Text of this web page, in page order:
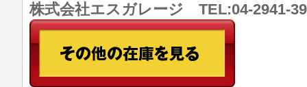
株式会社エスガレージ TEL:04-2941-